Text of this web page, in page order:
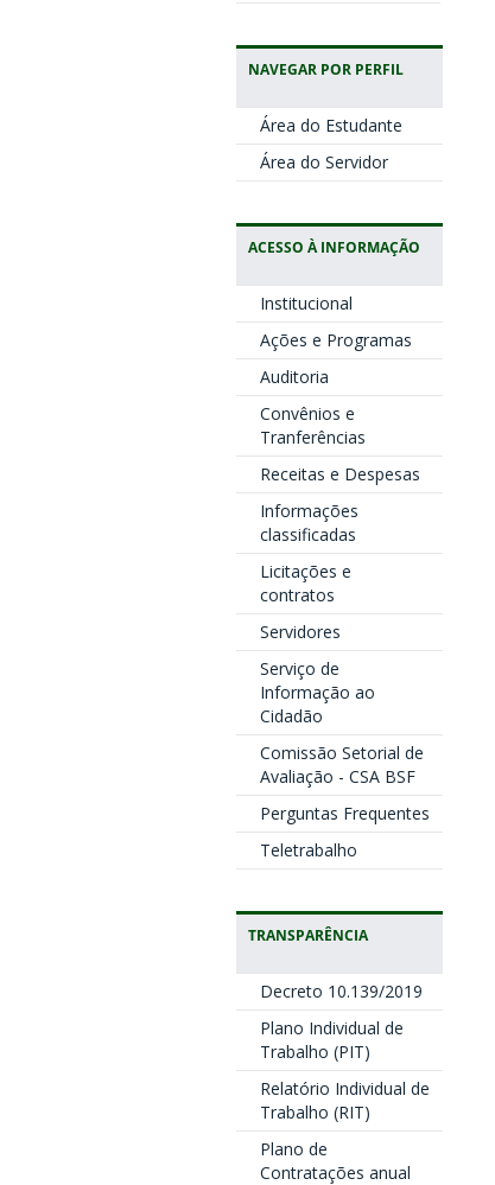
NAVEGAR POR PERFIL
Área do Estudante
Área do Servidor
ACESSO À INFORMAÇÃO
Institucional
Ações e Programas
Auditoria
Convênios e
Tranferências
Receitas e Despesas
Informações
classificadas
Licitações e
contratos
Servidores
Serviço de
Informação ao
Cidadão
Comissão Setorial de
Avaliação - CSA BSF
Perguntas Frequentes
Teletrabalho
TRANSPARÊNCIA
Decreto 10.139/2019
Plano Individual de
Trabalho (PIT)
Relatório Individual de
Trabalho (RIT)
Plano de
Contratações anual